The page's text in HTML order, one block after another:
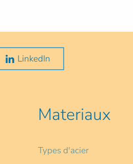
LinkedIn
Materiaux
Types d'acier